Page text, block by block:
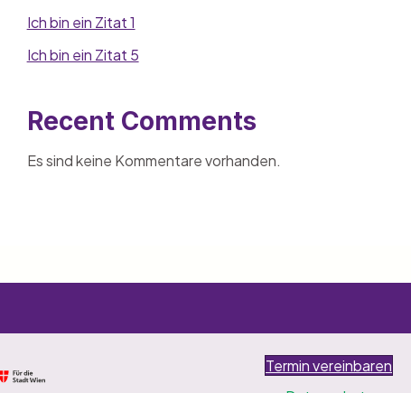
Ich bin ein Zitat 1
Ich bin ein Zitat 5
Recent Comments
Es sind keine Kommentare vorhanden.
Termin vereinbaren